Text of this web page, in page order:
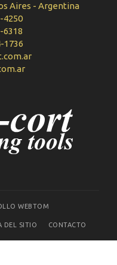
Aires - Argentina
4250
6318
1736
WEBTOM
DEL SITIO CONTACTO